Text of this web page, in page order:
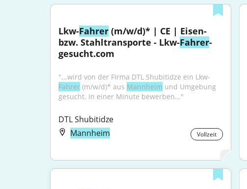
Lkw-Fahrer (m/w/d)* | CE | Eisen-
bzw. Stahltransporte - Lkw-Fahrer-
gesucht.com
"...wird von der Firma DTL Shubitidze ein Lkw-
Fahrer (m/w/d)* aus Mannheim und Umgebung
gesucht. In einer Minute bewerben..."
DTL Shubitidze
Mannheim
Vollzeit